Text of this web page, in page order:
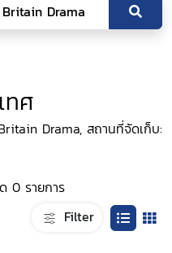
ทศ
Drama, สถานที่จัดเก็บ:
0 รายการ
Filter